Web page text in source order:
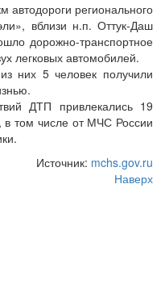
регионального
вблизи н.п. Оттук-Даш
дорожно-транспортное
легковых автомобилей.
них 5 человек получили
ДТП привлекались 19
в том числе от МЧС России
Источник: mchs.gov.ru
Наверх